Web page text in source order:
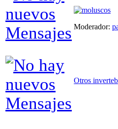
Moderador:
Otros